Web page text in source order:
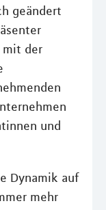
geändert
mit der
und
Dynamik auf
mehr